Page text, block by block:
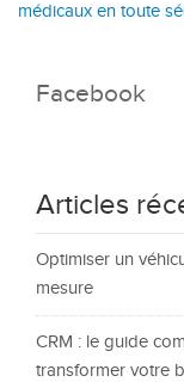
médicaux en toute
Facebook
Articles
Optimiser un
mesure
CRM : le guide
transformer votre